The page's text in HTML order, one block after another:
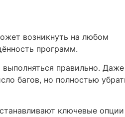
возникнуть на любом
программ.
выполняться правильно. Даже
багов, но полностью
ключевые опции